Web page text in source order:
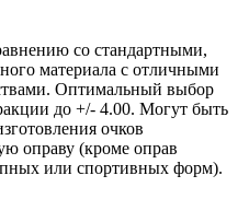
со стандартными,
материала с отличными
Оптимальный выбор
до +/- 4.00. Могут быть
очков
оправу (кроме оправ
или спортивных форм).